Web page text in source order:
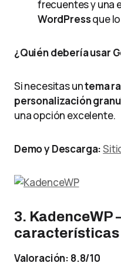
frecuentes y una
WordPressque
¿Quién debería usar
Si necesitas untema
personalización
una opción excelente.
Demo y Descarga:
3. KadenceWP
características
Valoración: 8.8/10